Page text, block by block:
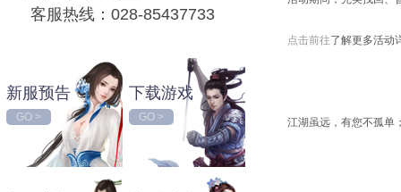
客服热线：028-85437733
新服预告
GO >
下载游戏
GO >
点击前往了解更多活动
江湖虽远，有您不孤单